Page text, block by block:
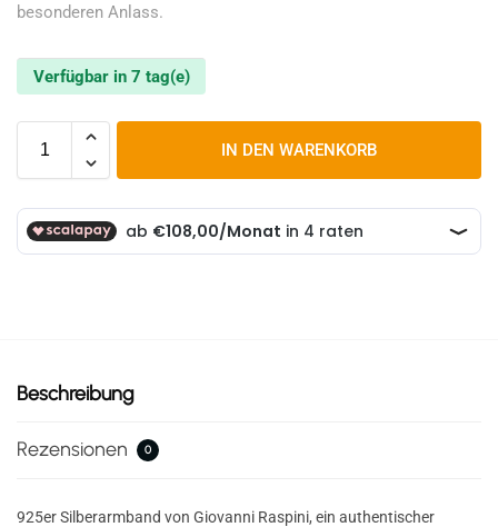
besonderen Anlass.
Verfügbar in 7 tag(e)
IN DEN WARENKORB
Beschreibung
Rezensionen 0
925er Silberarmband von Giovanni Raspini, ein authentischer